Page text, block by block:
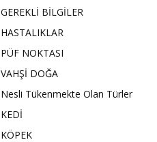
GEREKLİ BİLGİLER
HASTALIKLAR
PÜF NOKTASI
VAHŞİ DOĞA
Nesli Tükenmekte Olan Türler
KEDİ
KÖPEK